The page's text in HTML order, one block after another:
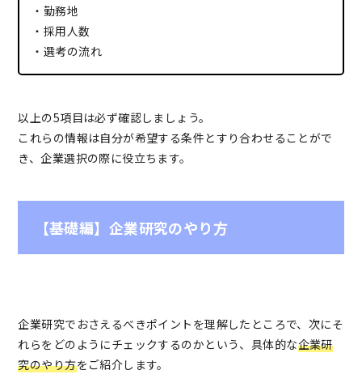
・勤務地
・採用人数
・選考の流れ
以上の5項目は必ず確認しましょう。
これらの情報は自分が希望する条件とすり合わせることがで
き、企業選択の際に役立ちます。
【基礎編】企業研究のやり方
企業研究でおさえるべきポイントを理解したところで、次にそ
れらをどのようにチェックするのかという、具体的な企業研
究のやり方をご紹介します。